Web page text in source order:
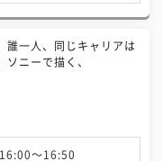
誰一人、同じキャリアは
ソニーで描く、
〜16:50